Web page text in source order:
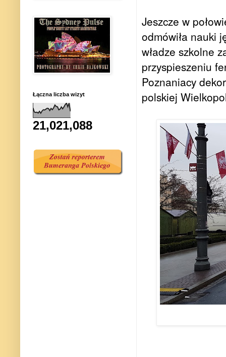
Jeszcze w
odmówiła nauki
władze szkolne
przyspieszeniu
Poznaniacy
polskiej
Łączna liczba wizyt
21,021,088